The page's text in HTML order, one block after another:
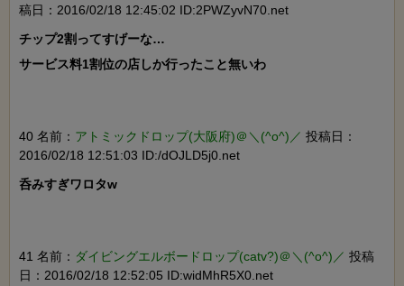
稿日：2016/02/18 12:45:02 ID:2PWZyvN70.net
チップ2割ってすげーな…
サービス料1割位の店しか行ったこと無いわ
40 名前： アトミックドロップ(大阪府)＠＼(^o^)／ 投稿日：
2016/02/18 12:51:03 ID:/dOJLD5j0.net
呑みすぎワロタw
41 名前： ダイビングエルボードロップ(catv?)＠＼(^o^)／ 投稿
日：2016/02/18 12:52:05 ID:widMhR5X0.net